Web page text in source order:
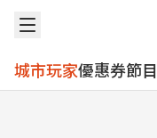
城市玩家優惠券節目